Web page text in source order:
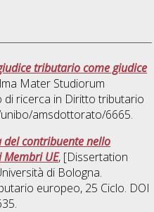
tributario come giudice
Mater Studiorum
ricerca in Diritto tributario
amsdottorato/6665.
del contribuente nello
UE, [Dissertation
di Bologna.
europeo, 25 Ciclo. DOI